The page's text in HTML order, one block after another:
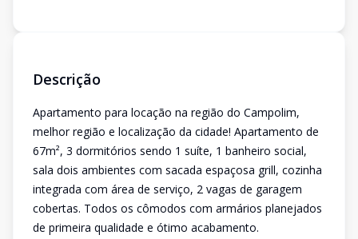
Descrição
Apartamento para locação na região do Campolim,
melhor região e localização da cidade! Apartamento de
67m², 3 dormitórios sendo 1 suíte, 1 banheiro social,
sala dois ambientes com sacada espaçosa grill, cozinha
integrada com área de serviço, 2 vagas de garagem
cobertas. Todos os cômodos com armários planejados
de primeira qualidade e ótimo acabamento.